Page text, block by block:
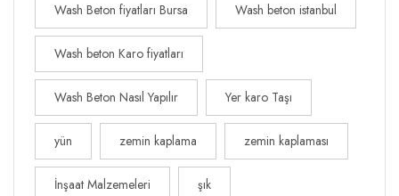
Wash Beton fiyatları Bursa Wash beton istanbul
Wash beton Karo fiyatları
Wash Beton Nasıl Yapılır Yer karo Taşı
yün zemin kaplama zemin kaplaması
İnşaat Malzemeleri şık